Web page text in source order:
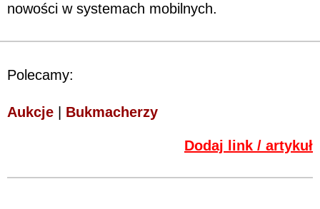
nowości w systemach mobilnych.
Polecamy:
Aukcje Bukmacherzy
Dodaj link / artykuł